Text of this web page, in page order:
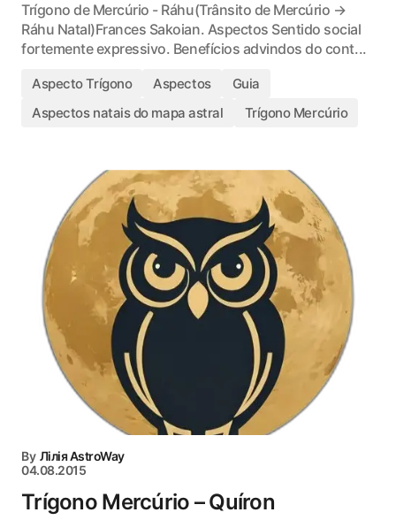
Trígono de Mercúrio - Ráhu(Trânsito de Mercúrio →
Ráhu Natal)Frances Sakoian. Aspectos Sentido social
fortemente expressivo. Benefícios advindos do cont...
Aspecto Trígono Aspectos
Guia
Aspectos natais do mapa astral
Trígono Mercúrio
By Лілія AstroWay
04.08.2015
Trígono Mercúrio – Quíron